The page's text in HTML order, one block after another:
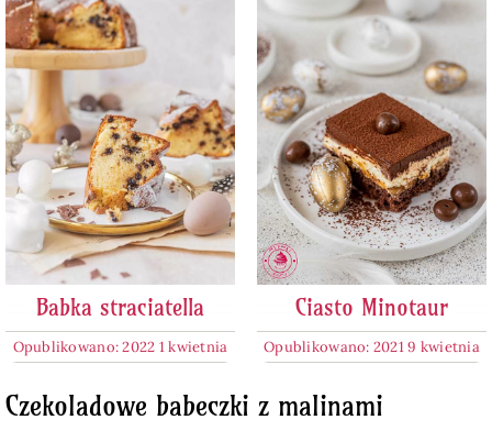
Babka straciatella
Opublikowano: 2022 1 kwietnia
Ciasto Minotaur
Opublikowano: 2021 9 kwietnia
Czekoladowe babeczki z malinami